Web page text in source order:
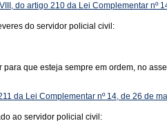
do artigo 210 da Lei Complementar nº
do servidor policial civil:
para que esteja sempre em ordem, no
da Lei Complementar nº 14, de 26 de
ao servidor policial civil: